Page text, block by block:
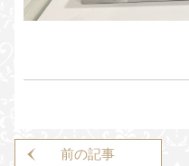
前の記事
前の記事はありません